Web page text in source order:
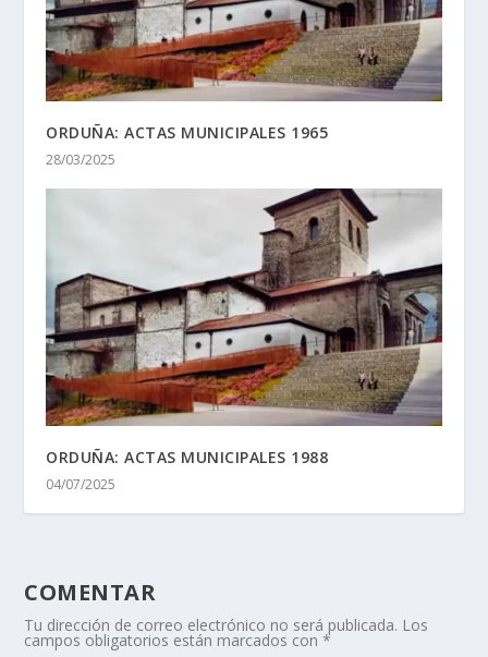
ORDUÑA: ACTAS MUNICIPALES 1965
28/03/2025
ORDUÑA: ACTAS MUNICIPALES 1988
04/07/2025
COMENTAR
Tu dirección de correo electrónico no será publicada. Los
campos obligatorios están marcados con*